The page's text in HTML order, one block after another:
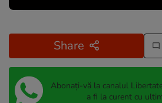
Share
Abonați-vă la canalul
a fi la curent cu